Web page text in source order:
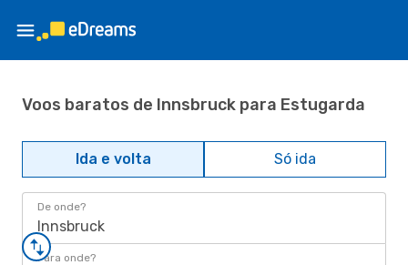
Voos baratos de Innsbruck para Estugarda
Ida e volta Só ida
De onde?
Innsbruck
Para onde?